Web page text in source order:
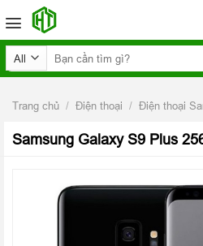
to
content
Tìm
kiếm:
Trang chủ / Điện thoại / Điện thoại
Samsung Galaxy S9 Plus